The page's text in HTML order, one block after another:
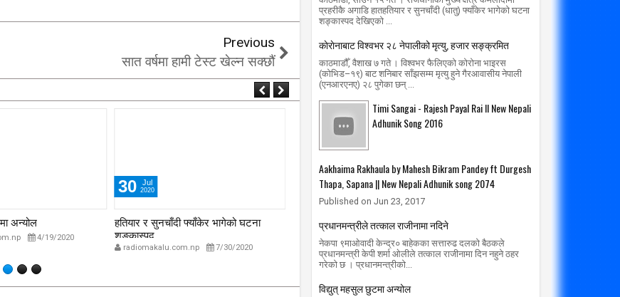
Previous
सात वर्षमा हामी टेस्ट खेल्न सक्छौं
अन्योल
4/19/2020
30 Jul
2020
हतियार र सुनचाँदी फ्याँकेर भागेको घटना
शङ्कास्पद
radiomakalu.com.np 7/30/2020
Mar
2020
प्रम मिर्गौला प्रत्यारोपणका लागि सोमबार
अस्पताल भर्ना हुने
radiomakalu.com.np 3/1/2020
01
radiomakalu.com.np
प्रहरीकै अगाडि हातहतियार र सुनचाँदी (धातु) फ्याँकेर भागेको घटना
शङ्कास्पद देखिएको ...
काेराेनाबाट विश्वभर २८ नेपालीको मृत्यु, हजार सङ्क्रमित
काठमाडौँ, वैशाख ७ गते । विश्वभर फैलिएको कोरोना भाइरस
(कोभिड–१९) बाट शनिबार साँझसम्म मृत्यु हुने गैरआवासीय नेपाली
(एनआरएनए) २८ पुगेका छन् ...
Timi Sangai - Rajesh Payal Rai ll New Nepali
Adhunik Song 2016
Aakhaima Rakhaula by Mahesh Bikram Pandey ft Durgesh
Thapa, Sapana || New Nepali Adhunik song 2074
Published on Jun 23, 2017
प्रधानमन्त्रीले तत्काल राजीनामा नदिने
नेकपा ९माओवादी केन्द्र० बाहेकका सत्तारुढ दलको बैठकले
प्रधानमन्त्री केपी शर्मा ओलीले तत्काल राजीनामा दिन नहुने ठहर
गरेको छ । प्रधानमन्त्रीको...
विद्युत् महसुल छुटमा अन्योल